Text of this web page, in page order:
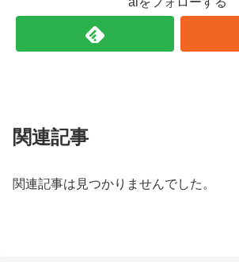
関連記事
関連記事は見つかりませんでした。